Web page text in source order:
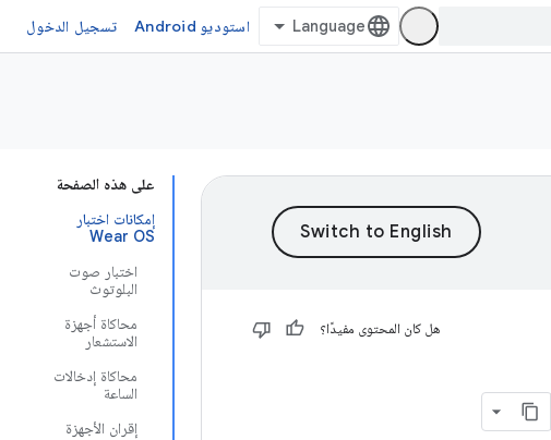
استوديو Android تسجيل الدخول
على هذه الصفحة
إمكانات اختبار
Wear OS
اختبار صوت
البلوتوث
محاكاة أجهزة
الاستشعار
محاكاة إدخالات
الساعة
إقران الأجهزة
هل كان المحتوى مفيدًا؟